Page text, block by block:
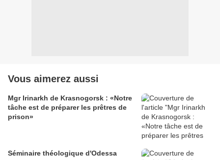
Vous aimerez aussi
Mgr Irinarkh de Krasnogorsk : «Notre
tâche est de préparer les prêtres de
prison»
Séminaire théologique d'Odessa